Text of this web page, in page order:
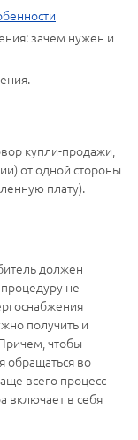
зачем нужен и
купли-продажи,
от одной стороны
плату).
должен
не
получить и
чтобы
обращаться во
всего процесс
включает в себя